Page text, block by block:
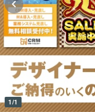
1/1